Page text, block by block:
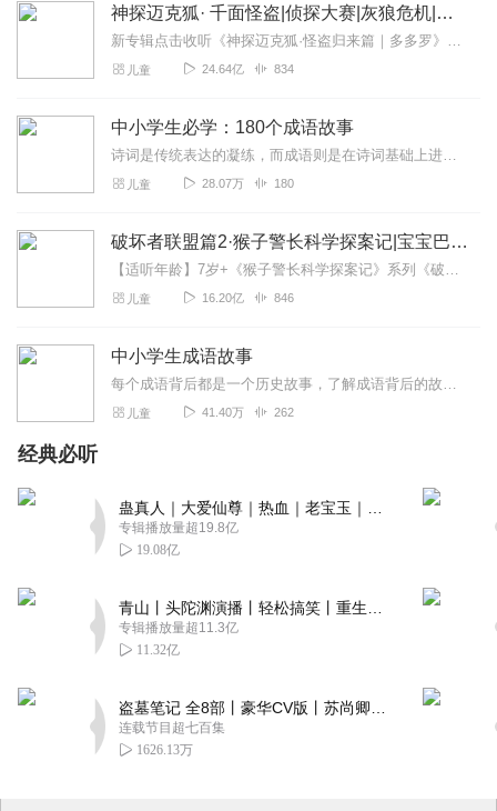
神探迈克狐· 千面怪盗|侦探大赛|灰狼危机|多多罗
新专辑点击收听《神探迈克狐·怪盗归来篇｜多多罗》！！！>>>点击进入主播橱窗购买《神探迈克狐》系列图书吧!<<<多多罗故事【点击前往】收听多多罗其他好玩有趣的故...
儿童 24.64亿 834
中小学生必学：180个成语故事
诗词是传统表达的凝练，而成语则是在诗词基础上进一步升华，它的魅力不仅在辞藻之美，而且可以用简练而精准的语言将内容呈现。成语的来源非常广泛，从神话故事到人物典故，...
儿童 28.07万 180
破坏者联盟篇2·猴子警长科学探案记|宝宝巴士故事
【适听年龄】7岁+《猴子警长科学探案记》系列《破坏者联盟篇1·猴子警长科学探案记》>>>《破坏者联盟篇2·猴子警长科学探案记》>>>《破坏者联盟篇3·猴子警长科...
儿童 16.20亿 846
中小学生成语故事
每个成语背后都是一个历史故事，了解成语背后的故事，让孩子更快掌握成语，感受中华民族文化的智慧结晶。
儿童 41.40万 262
经典必听
专辑播放量超19.8亿
19.08亿
专辑播放量超11.3亿
11.32亿
连载节目超七百集
1626.13万